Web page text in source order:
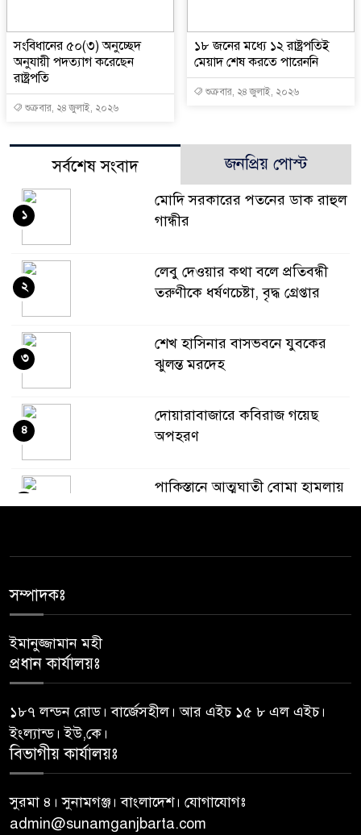
সংবিধানের ৫০(৩) অনুচ্ছেদ
অনুযায়ী পদত্যাগ করেছেন
রাষ্ট্রপতি
শুক্রবার, ২৪ জুলাই, ২০২৬
১৮ জনের মধ্যে ১২ রাষ্ট্রপতিই
মেয়াদ শেষ করতে পারেননি
শুক্রবার, ২৪ জুলাই, ২০২৬
সর্বশেষ সংবাদ জনপ্রিয় পোস্ট
মোদি সরকারের পতনের ডাক রাহুল
গান্ধীর
১
লেবু দেওয়ার কথা বলে প্রতিবন্ধী
তরুণীকে ধর্ষণচেষ্টা, বৃদ্ধ গ্রেপ্তার
২
শেখ হাসিনার বাসভবনে যুবকের
ঝুলন্ত মরদেহ
৩
দোয়ারাবাজারে কবিরাজ গয়েছ
অপহরণ
৪
পাকিস্তানে আত্মঘাতী বোমা হামলায়
১২ জন সেনা সদস্যসহ ১৫ জন
৭
সংবিধানের ৫০(৩) অনুচ্ছেদ অনুযায়ী
৮
মেয়াদ শেষ করতে পারেননি
৯
সম্পাদকঃ
ইমানুজ্জামান মহী
প্রধান কার্যালয়ঃ
১৮৭ লন্ডন রোড। বার্জেসহীল। আর এইচ ১৫ ৮ এল এইচ।
ইংল্যান্ড। ইউ,কে।
বিভাগীয় কার্যালয়ঃ
সুরমা ৪। সুনামগঞ্জ। বাংলাদেশ। যোগাযোগঃ
admin@sunamganjbarta.com